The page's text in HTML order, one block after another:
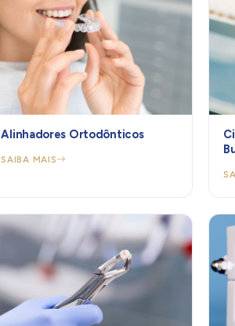
Alinhadores Ortodônticos
SAIBA MAIS